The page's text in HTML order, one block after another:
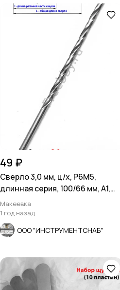
49 ₽
Сверло 3,0 мм, ц/х, Р6М5,
длинная серия, 100/66 мм, А1,
СССР.
Макеевка
1 год назад
ООО "ИНСТРУМЕНТСНАБ"